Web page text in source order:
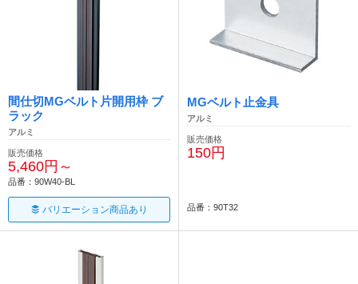
間仕切MGベルト片開用枠 ブ
ラック
アルミ
販売価格
5,460円～
品番：90W40-BL
バリエーション商品あり
MGベルト止金具
アルミ
販売価格
150円
品番：90T32